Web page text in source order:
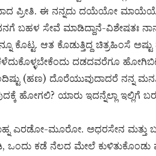
ಪ್ರೀತಿ. ಈ ನನ್ನದು ದಯೆಯೋ
ಬಹಳ ಸೇವೆ ಮಾಡಿದ್ದಾನೆ-ವಿಶೇಷತಃ
ಕೊಟ್ಟ. ಆತ ಕೊಡುತ್ತಿದ್ದ ಚಿತ್ರಹಿಂಸೆ
ಕಳೆದುಕೊಳ್ಳಬೇಕೆಂದು ದಡದವರೆಗೂ
(ಹಣ) ದೊರೆಯುವುದಾದರೆ ನನ್ನ
ಹೋಗಲಿ? ಯಾರು ಇದನ್ನೆಲ್ಲಾ ಇಲ್ಲಿಗೆ
ಎರಡೋ-ಮೂರೋ. ಅಧರಸೇನ ಮತ್ತು
ಒಂದು ಕಡೆ ನೆಲದ ಮೇಲೆ ಕುಳಿತುಕೊಂಡು